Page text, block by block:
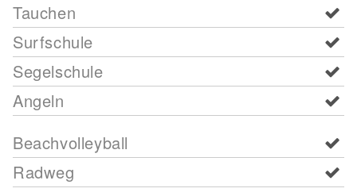
Tauchen
Surfschule
Segelschule
Angeln
Beachvolleyball
Radweg